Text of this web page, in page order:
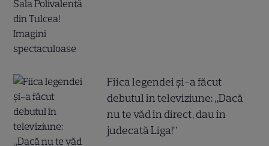
Fiica legendei și-a făcut
debutul în televiziune: „Dacă
nu te văd în direct, dau în
judecată Liga!”